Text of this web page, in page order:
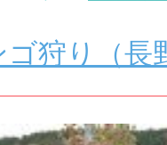
ゴ狩り（長